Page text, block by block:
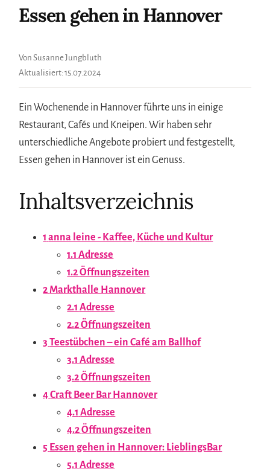
Essen gehen in Hannover
Von Susanne Jungbluth
Aktualisiert:15.07.2024
Ein Wochenende in Hannover führte uns in einige
Restaurant, Cafés und Kneipen. Wir haben sehr
unterschiedliche Angebote probiert und festgestellt,
Essen gehen in Hannover ist ein Genuss.
Inhaltsverzeichnis
1 anna leine - Kaffee, Küche und Kultur
1.1 Adresse
1.2Öffnungszeiten
2Markthalle Hannover
2.1 Adresse
2.2Öffnungszeiten
3 Teestübchen – ein Café am Ballhof
3.1 Adresse
3.2Öffnungszeiten
4Craft Beer Bar Hannover
4.1 Adresse
4.2Öffnungszeiten
5 Essen gehen in Hannover: LieblingsBar
5.1 Adresse